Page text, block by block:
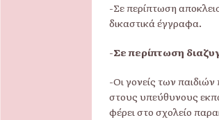
-Σε περίπτωση
δικαστικά έγγραφα.
-Σε περίπτωση
-Οι γονείς των
στους υπεύθυνους
φέρει στο σχολείο